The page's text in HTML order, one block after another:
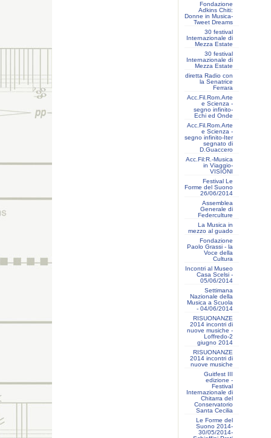
Fondazione
Adkins Chiti:
Donne in Musica-
Tweet Dreams
30 festival
Internazionale di
Mezza Estate
30 festival
Internazionale di
Mezza Estate
diretta Radio con
la Senatrice
Ferrara
Acc.Fil.Rom.Arte
e Scienza -
segno infinito-
Echi ed Onde
Acc.Fil.Rom.Arte
e Scienza -
segno infinito-Iter
segnato di
D.Guaccero
Acc.Fil:R.-Musica
in Viaggio-
VISIONI
Festival Le
Forme del Suono
26/06/2014
Assemblea
Generale di
Federculture
La Musica in
mezzo al guado
Fondazione
Paolo Grassi - la
Voce della
Cultura
Incontri al Museo
Casa Scelsi -
05/06/2014
Settimana
Nazionale della
Musica a Scuola
- 04/06/2014
RISUONANZE
2014 incontri di
nuove musiche -
Loffredo-2
giugno 2014
RISUONANZE
2014 incontri di
nuove musiche
Guitfest III
edizione -
Festival
Internazionale di
Chitarra del
Conservatorio
Santa Cecilia
Le Forme del
Suono 2014-
30/05/2014-